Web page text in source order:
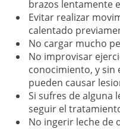
brazos lentamente
Evitar realizar
calentado
No cargar mucho
No improvisar
conocimiento, y sin
pueden causar
Si sufres de alguna
seguir el
No ingerir leche de